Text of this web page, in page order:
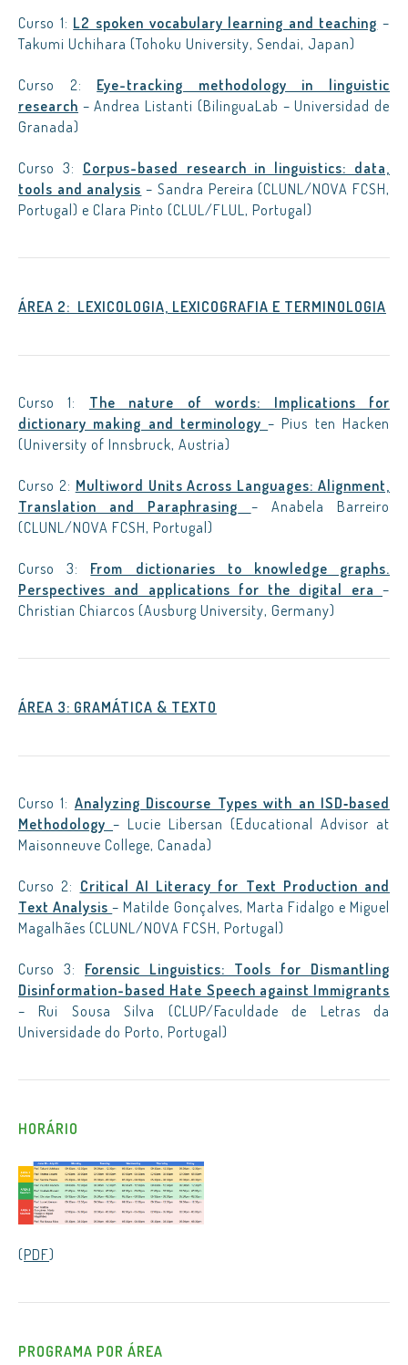
Curso 1: L2 spoken vocabulary learning and teaching –
Takumi Uchihara (Tohoku University, Sendai, Japan)
Curso 2: Eye-tracking methodology in linguistic
research – Andrea Listanti (BilinguaLab – Universidad de
Granada)
Curso 3: Corpus-based research in linguistics: data,
tools and analysis – Sandra Pereira (CLUNL/NOVA FCSH,
Portugal) e Clara Pinto (CLUL/FLUL, Portugal)
ÁREA 2: LEXICOLOGIA, LEXICOGRAFIA E TERMINOLOGIA
Curso 1: The nature of words: Implications for
dictionary making and terminology– Pius ten Hacken
(University of Innsbruck, Austria)
Curso 2: Multiword Units Across Languages: Alignment,
Translation and Paraphrasing
– Anabela Barreiro
(CLUNL/NOVA FCSH, Portugal)
Curso 3: From dictionaries to knowledge graphs.
Perspectives and applications for the digital era –
Christian Chiarcos (Ausburg University, Germany)
ÁREA 3: GRAMÁTICA & TEXTO
Curso 1: Analyzing Discourse Types with an ISD‑based
Methodology – Lucie Libersan (Educational Advisor at
Maisonneuve College, Canada)
Curso 2: Critical AI Literacy for Text Production and
Text Analysis– Matilde Gonçalves, Marta Fidalgo e Miguel
Magalhães (CLUNL/NOVA FCSH, Portugal)
Curso 3: Forensic Linguistics: Tools for Dismantling
Disinformation-based Hate Speech against Immigrants
– Rui Sousa Silva (CLUP/Faculdade de Letras da
Universidade do Porto, Portugal)
HORÁRIO
(PDF)
PROGRAMA POR ÁREA